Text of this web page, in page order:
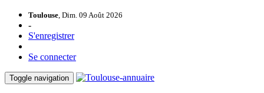
Toulouse, Dim. 09 Août 2026
-
S'enregistrer
Se connecter
Toggle navigation